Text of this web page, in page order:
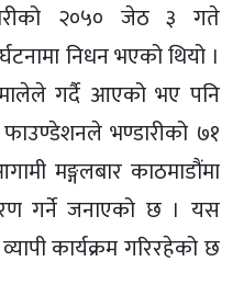
२०५० जेठ ३ गते
निधन भएको थियो ।
गर्दै आएको भए पनि
भण्डारीको ७१
मङ्गलबार काठमाडौंमा
गर्ने जनाएको छ । यस
कार्यक्रम गरिरहेको छ